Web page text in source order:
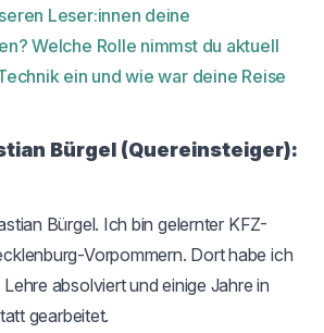
Leser:innen deine
Welche Rolle nimmst du aktuell
ein und wie war deine Reise
Bürgel (Quereinsteiger):
Bürgel. Ich bin gelernter KFZ-
Vorpommern. Dort habe ich
absolviert und einige Jahre in
gearbeitet.